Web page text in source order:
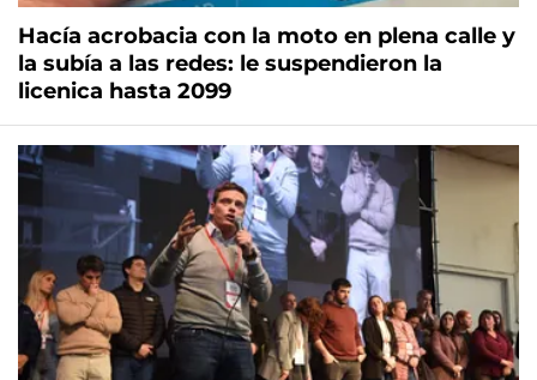
Hacía acrobacia con la moto en plena calle y
la subía a las redes: le suspendieron la
licenica hasta 2099